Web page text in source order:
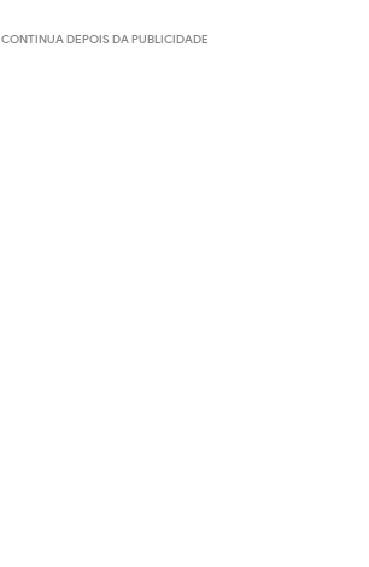
CONTINUA DEPOIS DA PUBLICIDADE